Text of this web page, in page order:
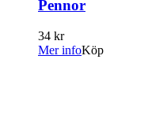
Pennor
34 kr
Mer infoKöp